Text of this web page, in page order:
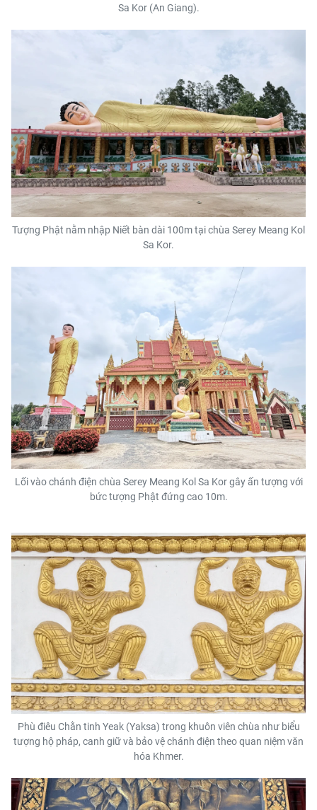
Sa Kor (An Giang).
Tượng Phật nằm nhập Niết bàn dài 100m tại chùa Serey Meang Kol
Sa Kor.
Lối vào chánh điện chùa Serey Meang Kol Sa Kor gây ấn tượng với
bức tượng Phật đứng cao 10m.
Phù điêu Chằn tinh Yeak (Yaksa) trong khuôn viên chùa như biểu
tượng hộ pháp, canh giữ và bảo vệ chánh điện theo quan niệm văn
hóa Khmer.